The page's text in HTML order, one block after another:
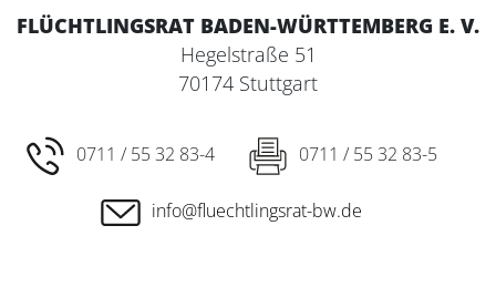
FLÜCHTLINGSRAT BADEN-WÜRTTEMBERG E. V.
Hegelstraße 51
70174 Stuttgart
0711 / 55 32 83-4 0711 / 55 32 83-5
info@fluechtlingsrat-bw.de